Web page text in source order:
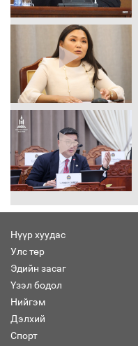
Нүүр хуудас
Улс төр
Эдийн засаг
Үзэл бодол
Нийгэм
Дэлхий
Спорт